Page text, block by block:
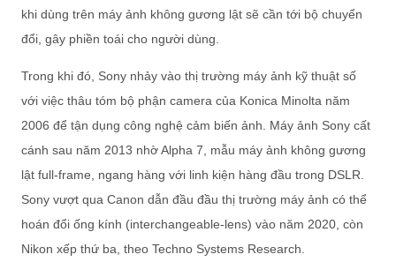
khi dùng trên máy ảnh không gương lật sẽ cần tới bộ chuyển
đổi, gây phiền toái cho người dùng.
Trong khi đó, Sony nhảy vào thị trường máy ảnh kỹ thuật số
với việc thâu tóm bộ phận camera của Konica Minolta năm
2006 để tận dụng công nghệ cảm biến ảnh. Máy ảnh Sony cất
cánh sau năm 2013 nhờ Alpha 7, mẫu máy ảnh không gương
lật full-frame, ngang hàng với linh kiện hàng đầu trong DSLR.
Sony vượt qua Canon dẫn đầu đầu thị trường máy ảnh có thể
hoán đổi ống kính (interchangeable-lens) vào năm 2020, còn
Nikon xếp thứ ba, theo Techno Systems Research.